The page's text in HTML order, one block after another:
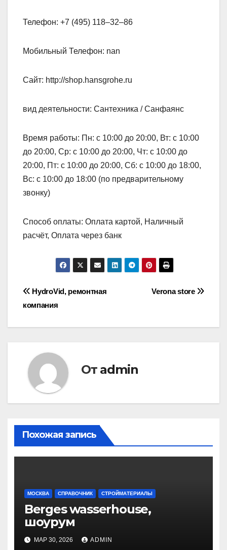
Телефон: +7 (495) 118‒32‒86
Мобильный Телефон: nan
Сайт: http://shop.hansgrohe.ru
вид деятельности: Сантехника / Санфаянс
Время работы: Пн: с 10:00 до 20:00, Вт: с 10:00
до 20:00, Ср: с 10:00 до 20:00, Чт: с 10:00 до
20:00, Пт: с 10:00 до 20:00, Сб: с 10:00 до 18:00,
Вс: с 10:00 до 18:00 (по предварительному
звонку)
Способ оплаты: Оплата картой, Наличный
расчёт, Оплата через банк
Навигация
Verona store
HydroVid, ремонтная
компания
От admin
Похожая запись
МОСКВА СПРАВОЧНИК СТРОЙМАТЕРИАЛЫ
Berges wasserhouse,
шоурум
МАР 30, 2026 ADMIN